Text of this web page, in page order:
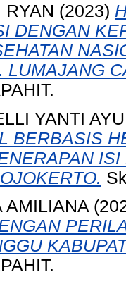
RYAN (2023)
DENGAN
LUMAJANG
YANTI AYU
BERBASIS
AMILIANA